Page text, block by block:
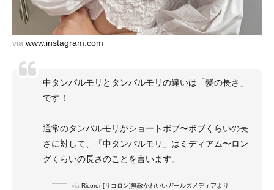
via www.instagram.com
中タンバルモリとタンバルモリの違いは「髪の長さ」
です！
通常のタンバルモリがショートボブ〜ボブくらいの長
さに対して、「中タンバルモリ」はミディアム〜ロン
グくらいの長さのことを言います。
via Ricoron[リコロン]無敵かわいいガールズメディアより